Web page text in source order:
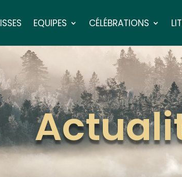
EQUIPES CÉLÉBRATIONS